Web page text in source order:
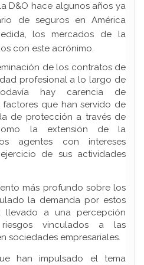
D&O hace algunos años ya
de seguros en América
los mercados de la
con este acrónimo.
de los contratos de
profesional a lo largo de
hay carencia de
que han servido de
de protección a través de
la extensión de la
agentes con intereses
de sus actividades
más profundo sobre los
la demanda por estos
llevado a una percepción
vinculados a las
sociedades empresariales.
han impulsado el tema